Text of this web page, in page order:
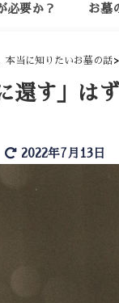
必要か？ お墓
本当に知りたいお墓の話
還す」は
2022年7月13日